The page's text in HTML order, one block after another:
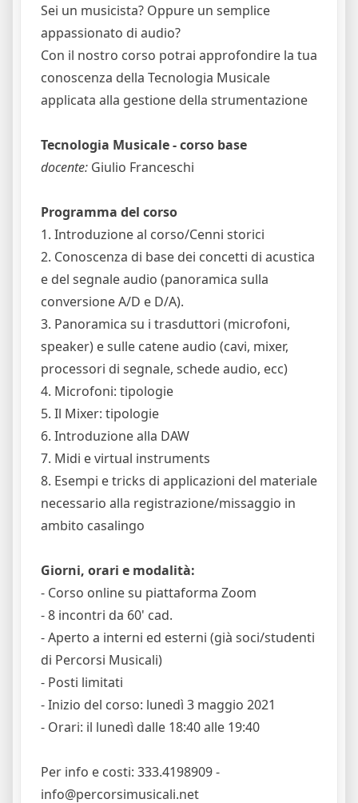
Sei un musicista? Oppure un semplice
appassionato di audio?
Con il nostro corso potrai approfondire la tua
conoscenza della Tecnologia Musicale
applicata alla gestione della strumentazione
Tecnologia Musicale - corso base
docente: Giulio Franceschi
Programma del corso
1. Introduzione al corso/Cenni storici
2. Conoscenza di base dei concetti di acustica
e del segnale audio (panoramica sulla
conversione A/D e D/A).
3. Panoramica su i trasduttori (microfoni,
speaker) e sulle catene audio (cavi, mixer,
processori di segnale, schede audio, ecc)
4. Microfoni: tipologie
5. Il Mixer: tipologie
6. Introduzione alla DAW
7. Midi e virtual instruments
8. Esempi e tricks di applicazioni del materiale
necessario alla registrazione/missaggio in
ambito casalingo
Giorni, orari e modalità:
- Corso online su piattaforma Zoom
- 8 incontri da 60' cad.
- Aperto a interni ed esterni (già soci/studenti
di Percorsi Musicali)
- Posti limitati
- Inizio del corso: lunedì 3 maggio 2021
- Orari: il lunedì dalle 18:40 alle 19:40
Per info e costi: 333.4198909 -
info@percorsimusicali.net